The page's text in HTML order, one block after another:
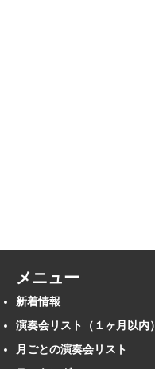
メニュー
新着情報
演奏会リスト（１ヶ月以内）
月ごとの演奏会リスト